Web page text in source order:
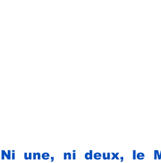
Ni une, ni deux, le